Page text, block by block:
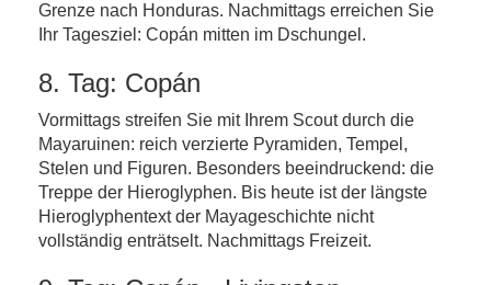
Grenze nach Honduras. Nachmittags erreichen Sie
Ihr Tagesziel: Copán mitten im Dschungel.
8. Tag: Copán
Vormittags streifen Sie mit Ihrem Scout durch die
Mayaruinen: reich verzierte Pyramiden, Tempel,
Stelen und Figuren. Besonders beeindruckend: die
Treppe der Hieroglyphen. Bis heute ist der längste
Hieroglyphentext der Mayageschichte nicht
vollständig enträtselt. Nachmittags Freizeit.